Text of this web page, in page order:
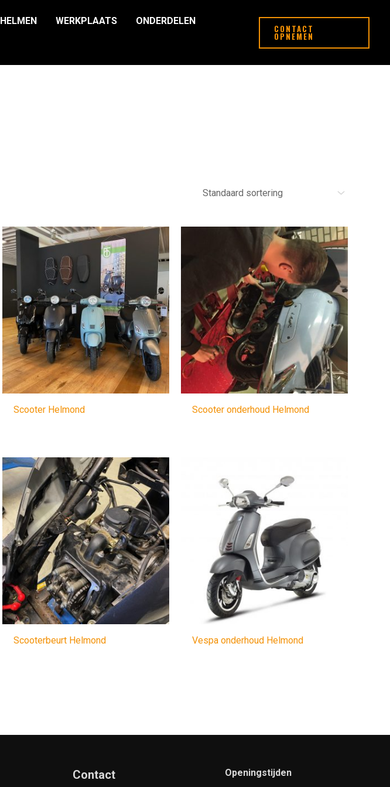
HELMEN WERKPLAATS ONDERDELEN
CONTACT
OPNEMEN
Scooter Helmond Scooter onderhoud Helmond
Scooterbeurt Helmond Vespa onderhoud Helmond
Contact Openingstijden